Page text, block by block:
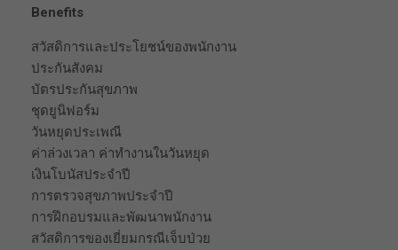
Benefits
สวัสดิการและประโยชน์ของพนักงาน
ประกันสังคม
บัตรประกันสุขภาพ
ชุดยูนิฟอร์ม
วันหยุดประเพณี
ค่าล่วงเวลา ค่าทำงานในวันหยุด
เงินโบนัสประจำปี
การตรวจสุขภาพประจำปี
การฝึกอบรมและพัฒนาพนักงาน
สวัสดิการของเยี่ยมกรณีเจ็บป่วย